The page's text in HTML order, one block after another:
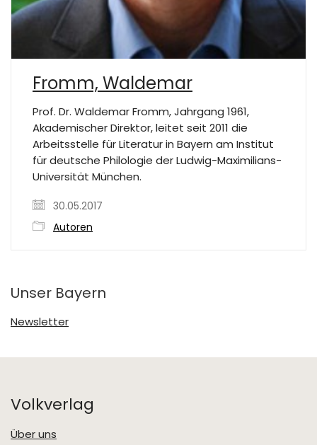
Fromm, Waldemar
Prof. Dr. Waldemar Fromm, Jahrgang 1961,
Akademischer Direktor, leitet seit 2011 die
Arbeitsstelle für Literatur in Bayern am Institut
für deutsche Philologie der Ludwig-Maximilians-
Universität München.
30.05.2017
Autoren
Unser Bayern
Newsletter
Volkverlag
Über uns